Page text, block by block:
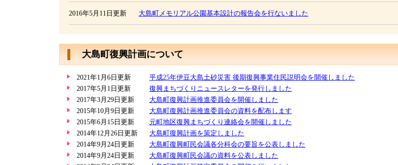
2016年5月11日更新 大島町メモリアル公園基本設計の報告会を行ないました
大島町復興計画について
2021年1月6日更新
平成25年伊豆大島土砂災害 後期復興事業住民説明会を開催しました
2017年5月1日更新
復興まちづくりニュースレターを発行しました
2017年3月29日更新
大島町復興計画推進委員会を開催しました
2015年10月9日更新
大島町復興計画推進委員会の資料を配布します
2015年6月15日更新
元町地区復興まちづくり連絡会を開催しました
2014年12月26日更新
大島町復興計画を策定しました
2014年9月24日更新
大島町復興町民会議各分科会の要旨を公表しました
2014年9月24日更新
大島町復興町民会議の資料を公表しました